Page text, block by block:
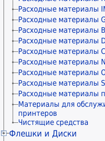
Коннекторы и
Модули и адаптеры
Keystone/Mosaic/Mini-
Патч-панели
Розетки сетевые
Розетки сетевые
Рамки и монтажные
Крепления для
оборудования
Кабельные каналы
Гофры и
Органайзеры для
Стяжки для кабелей
Маркеры сетевые
принтеров
Расходные материалы
Расходные материалы
Расходные материалы
Расходные материалы
Расходные материалы
Расходные материалы
Расходные материалы
Расходные материалы
Расходные материалы
Материалы для
принтеров
Чистящие средства
Флешки и Диски